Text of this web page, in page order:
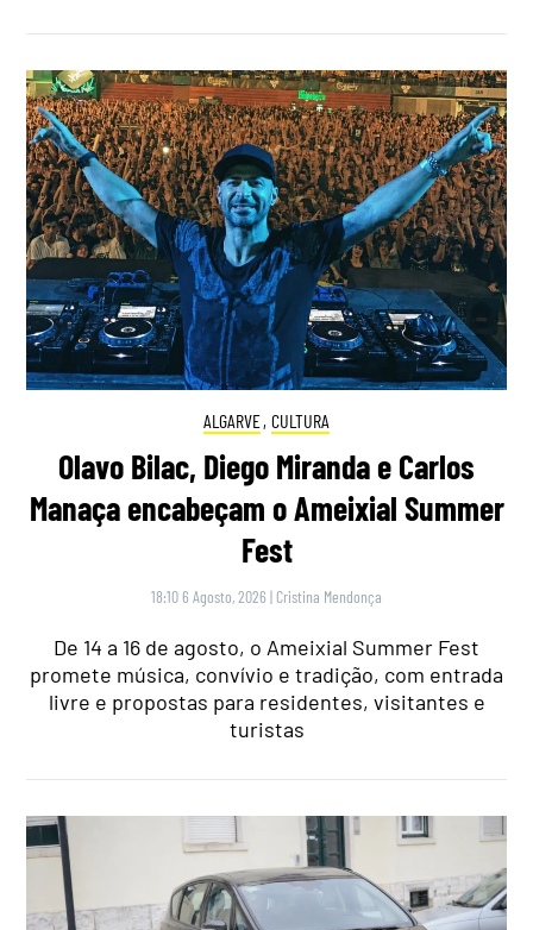
ALGARVE, CULTURA
Olavo Bilac, Diego Miranda e Carlos
Manaça encabeçam o Ameixial Summer
Fest
18:10 6 Agosto, 2026 | Cristina Mendonça
De 14 a 16 de agosto, o Ameixial Summer Fest
promete música, convívio e tradição, com entrada
livre e propostas para residentes, visitantes e
turistas